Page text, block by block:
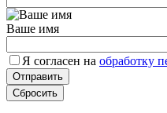
Ваше имя
Я согласен на обработку